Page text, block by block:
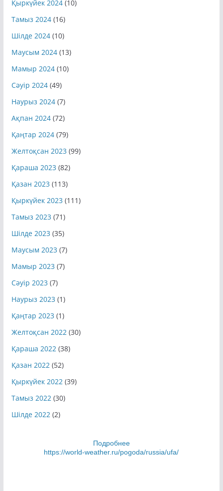
Тамыз 2024(16)
Шілде 2024(10)
Маусым 2024(13)
Мамыр 2024(10)
Сәуір 2024(49)
Наурыз 2024(7)
Ақпан 2024(72)
Қаңтар 2024(79)
Желтоқсан 2023(99)
Қараша 2023(82)
Қазан 2023(113)
Қыркүйек 2023(111)
Тамыз 2023(71)
Шілде 2023(35)
Маусым 2023(7)
Мамыр 2023(7)
Сәуір 2023(7)
Наурыз 2023(1)
Қаңтар 2023(1)
Желтоқсан 2022
Қараша 2022(38)
Қазан 2022(52)
Қыркүйек 2022(39)
Тамыз 2022(30)
Шілде 2022(2)